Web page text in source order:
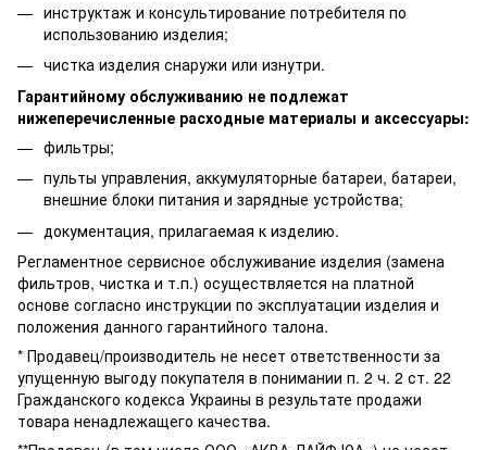
инструктаж и консультирование потребителя по
использованию изделия;
чистка изделия снаружи или изнутри.
Гарантийному обслуживанию не подлежат
нижеперечисленные расходные материалы и аксессуары:
фильтры;
пульты управления, аккумуляторные батареи, батареи,
внешние блоки питания и зарядные устройства;
документация, прилагаемая к изделию.
Регламентное сервисное обслуживание изделия (замена
фильтров, чистка и т.п.) осуществляется на платной
основе согласно инструкции по эксплуатации изделия и
положения данного гарантийного талона.
* Продавец/производитель не несет ответственности за
упущенную выгоду покупателя в понимании п. 2 ч. 2 ст. 22
Гражданского кодекса Украины в результате продажи
товара ненадлежащего качества.